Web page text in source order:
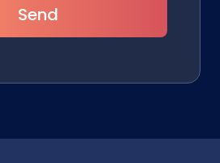
Send